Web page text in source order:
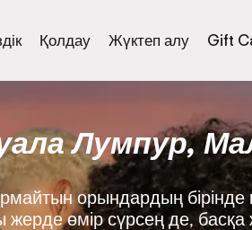
Қолдау Жүктеп алу Gift
Лумпур,
орындардың бірінде
жерде өмір сүрсең де,